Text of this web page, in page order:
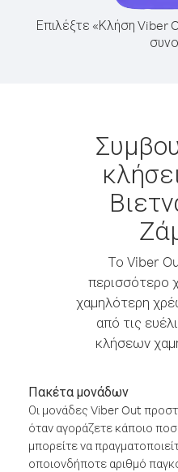
Επιλέξτε «Κλήση Viber
Το Viber
περισσότερο
χαμηλότερη
από τις
κλήσεων
Πακέτα μονάδων
Οι μονάδες Viber Out
όταν αγοράζετε κάποιο
μπορείτε να
οποιονδήποτε αριθμό